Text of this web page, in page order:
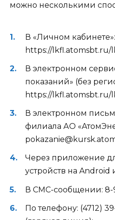
можно несколькими
В «Личном кабинете»:
https://lkfl.atomsbt.ru/
В электронном
показаний» (без
https://
В электронном
филиала АО
Через приложение
устройств на Android
В СМС-сообщении: 8-
По телефону: (4712)